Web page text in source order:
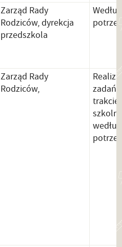
Zarząd Rady
Rodziców, dyrekcja
przedszkola
Według
Zarząd Rady
Rodziców,
zadań
trakcie
według